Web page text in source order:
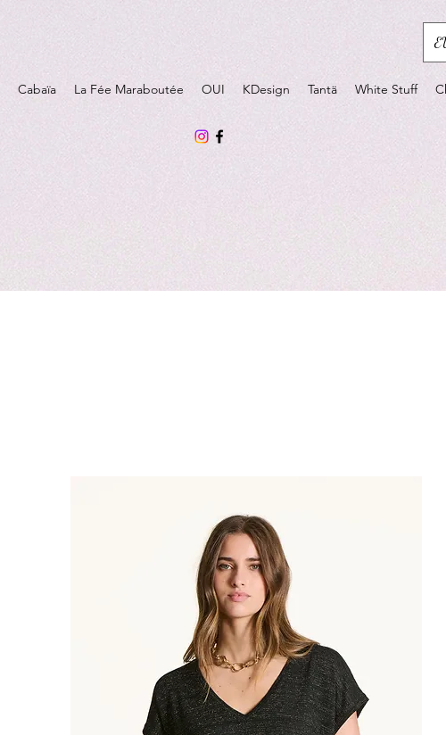
Cabaïa La Fée Maraboutée OUI KDesign Tantä White Stuff